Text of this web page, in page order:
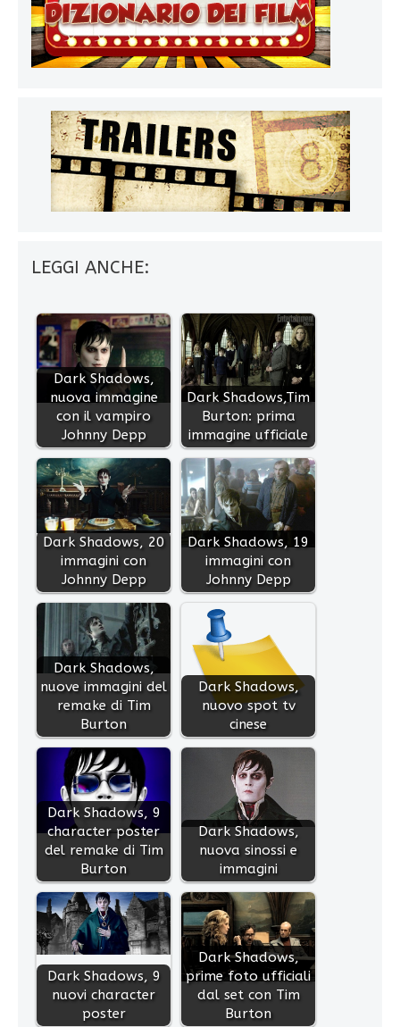
LEGGI ANCHE:
Dark Shadows,
nuova immagine
con il vampiro
Johnny Depp
Dark Shadows,Tim
Burton: prima
immagine ufficiale
Dark Shadows, 20
immagini con
Johnny Depp
Dark Shadows, 19
immagini con
Johnny Depp
Dark Shadows,
nuove immagini del
remake di Tim
Burton
Dark Shadows,
nuovo spot tv
cinese
Dark Shadows, 9
character poster
del remake di Tim
Burton
Dark Shadows,
nuova sinossi e
immagini
Dark Shadows, 9
nuovi character
poster
Dark Shadows,
prime foto ufficiali
dal set con Tim
Burton